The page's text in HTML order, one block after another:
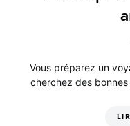
Vous préparez un
cherchez des